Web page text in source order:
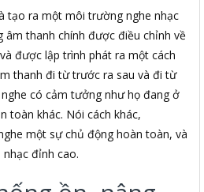
tạo ra một môi trường nghe nhạc
âm thanh chính được điều chỉnh về
được lập trình phát ra một cách
thanh đi từ trước ra sau và đi từ
có cảm tưởng như họ đang ở
toàn khác. Nói cách khác,
một sự chủ động hoàn toàn, và
đỉnh cao.